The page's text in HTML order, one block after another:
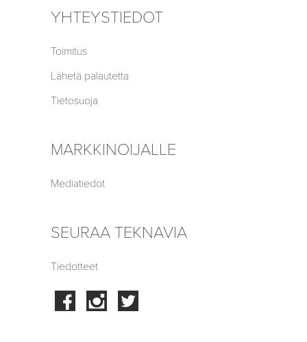
YHTEYSTIEDOT
Toimitus
Lähetä palautetta
Tietosuoja
MARKKINOIJALLE
Mediatiedot
SEURAA TEKNAVIA
Tiedotteet
FacebookInstagram